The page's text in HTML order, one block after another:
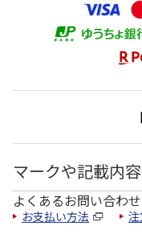
マークや記載内
よくあるお問い合わせ
お支払い方法